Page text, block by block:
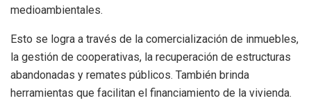
medioambientales.
Esto se logra a través de la comercialización de inmuebles,
la gestión de cooperativas, la recuperación de estructuras
abandonadas y remates públicos. También brinda
herramientas que facilitan el financiamiento de la vivienda.